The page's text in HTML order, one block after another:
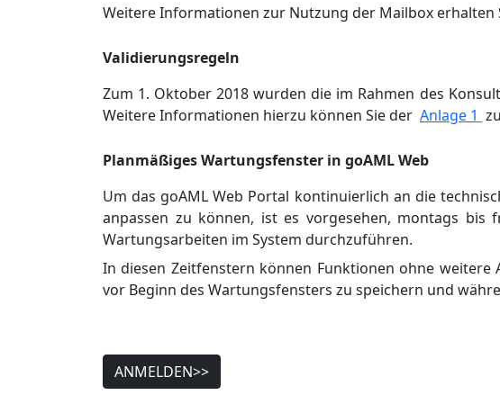
Weitere Informationen zur Nutzung der Mailbox erhalten
Validierungsregeln
Zum 1. Oktober 2018 wurden die im Rahmen des
Weitere Informationen hierzu können Sie der Anlage 1
Planmäßiges Wartungsfenster in goAML Web
Um das goAML Web Portal kontinuierlich an die
anpassen zu können, ist es vorgesehen, montags
Wartungsarbeiten im System durchzuführen.
In diesen Zeitfenstern können Funktionen ohne
vor Beginn des Wartungsfensters zu speichern und
ANMELDEN>>